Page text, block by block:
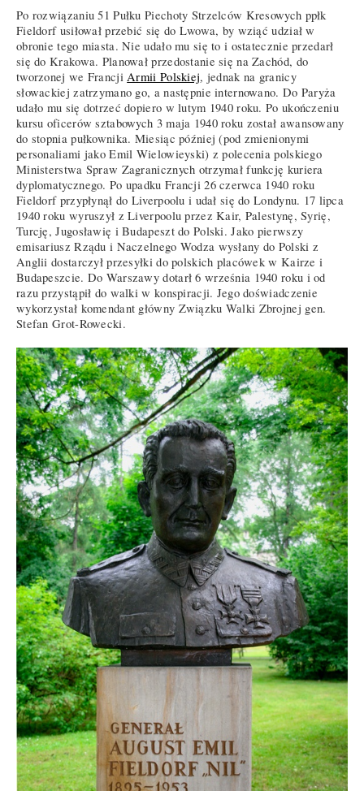
Po rozwiązaniu 51 Pułku Piechoty Strzelców Kresowych ppłk
Fieldorf usiłował przebić się do Lwowa, by wziąć udział w
obronie tego miasta. Nie udało mu się to i ostatecznie przedarł
się do Krakowa. Planował przedostanie się na Zachód, do
tworzonej we FrancjiArmii Polskiej, jednak na granicy
słowackiej zatrzymano go, a następnie internowano. Do Paryża
udało mu się dotrzeć dopiero w lutym 1940 roku. Po ukończeniu
kursu oficerów sztabowych 3 maja 1940 roku został awansowany
do stopnia pułkownika. Miesiąc później (pod zmienionymi
personaliami jako Emil Wielowieyski) z polecenia polskiego
Ministerstwa Spraw Zagranicznych otrzymał funkcję kuriera
dyplomatycznego. Po upadku Francji 26 czerwca 1940 roku
Fieldorf przypłynął do Liverpoolu i udał się do Londynu. 17 lipca
1940 roku wyruszył z Liverpoolu przez Kair, Palestynę, Syrię,
Turcję, Jugosławię i Budapeszt do Polski. Jako pierwszy
emisariusz Rządu i Naczelnego Wodza wysłany do Polski z
Anglii dostarczył przesyłki do polskich placówek w Kairze i
Budapeszcie. Do Warszawy dotarł 6 września 1940 roku i od
razu przystąpił do walki w konspiracji. Jego doświadczenie
wykorzystał komendant główny Związku Walki Zbrojnej gen.
Stefan Grot-Rowecki.